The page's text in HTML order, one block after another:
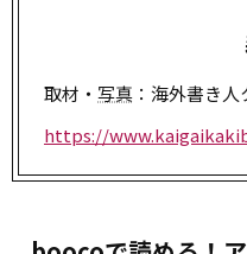
取材・ 写真 ：海外書き
https://